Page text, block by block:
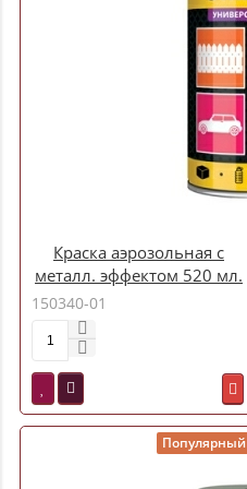
Краска аэрозольная с
металл. эффектом 520 мл.
ULTIMA ULT 001
150340-01
Популярный